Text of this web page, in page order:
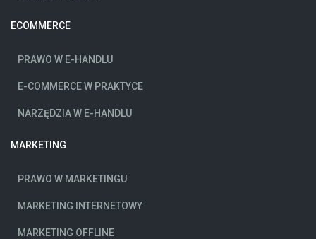
ECOMMERCE
PRAWO W E-HANDLU
E-COMMERCE W PRAKTYCE
NARZĘDZIA W E-HANDLU
MARKETING
PRAWO W MARKETINGU
MARKETING INTERNETOWY
MARKETING OFFLINE